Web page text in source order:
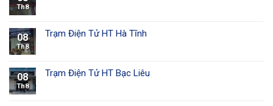
Th8
08
Th8
Trạm Điện Tử HT Hà Tĩnh
08
Th8
Trạm Điện Tử HT Bạc Liêu